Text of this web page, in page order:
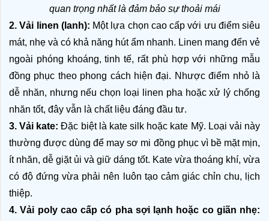
quan trọng nhất là đảm bảo sự thoải mái
2. Vải linen (lanh): Một lựa chọn cao cấp với ưu điểm siêu
mát, nhẹ và có khả năng hút ẩm nhanh. Linen mang đến vẻ
ngoài phóng khoáng, tinh tế, rất phù hợp với những mẫu
đồng phục theo phong cách hiện đại. Nhược điểm nhỏ là
dễ nhăn, nhưng nếu chọn loại linen pha hoặc xử lý chống
nhăn tốt, đây vẫn là chất liệu đáng đầu tư.
3. Vải kate: Đặc biệt là kate silk hoặc kate Mỹ. Loại vải này
thường được dùng để may sơ mi đồng phục vì bề mặt mịn,
ít nhăn, dễ giặt ủi và giữ dáng tốt. Kate vừa thoáng khí, vừa
có độ đứng vừa phải nên luôn tạo cảm giác chỉn chu, lịch
thiệp.